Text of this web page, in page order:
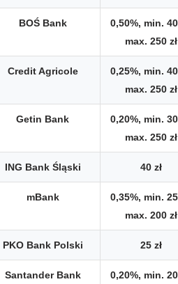
BOŚ Bank
0,50%, min. 40
max. 250 zł
Credit Agricole
0,25%, min. 40
max. 250 zł
Getin Bank
0,20%, min. 30
max. 250 zł
ING Bank Śląski 40 zł
mBank
0,35%, min. 25
max. 200 zł
PKO Bank Polski 25 zł
Santander Bank 0,20%, min. 20